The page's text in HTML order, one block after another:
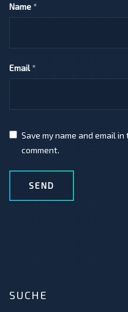
Name *
Email *
Save my name and email
comment.
SUCHE